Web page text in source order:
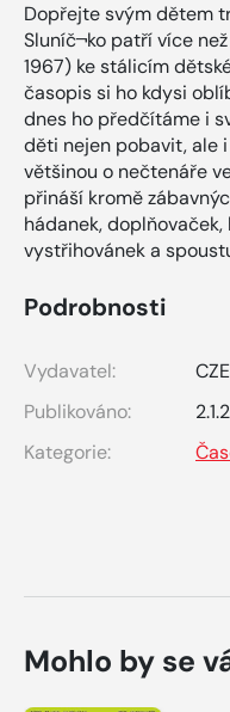
Dopřejte svým dětem
Sluníč¬ko patří více
1967) ke stálicím
časopis si ho kdysi
dnes ho předčítáme i
děti nejen pobavit, ale
většinou o nečtenáře
přináší kromě
hádanek,
vystřihovánek a
Podrobnosti
Vydavatel:
Publikováno:
Kategorie:
Mohlo by se